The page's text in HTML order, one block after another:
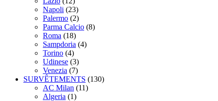
Napoli (23)
Palermo (2)
Parma Calcio (8)
Roma (18)
Sampdoria (4)
Torino (4)
Udinese (3)
Venezia (7)
SURVÊTEMENTS (130)
AC Milan (11)
Algeria (1)